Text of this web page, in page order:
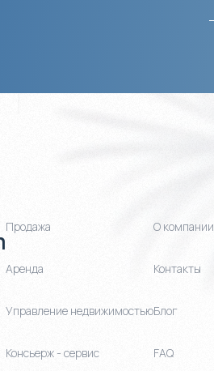
Продажа
Аренда
Управление недвижимостью
Консьерж - сервис
О компании
Контакты
Блог
FAQ